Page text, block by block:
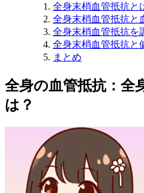
全身末梢血管抵抗と
全身末梢血管抵抗と
全身末梢血管抵抗を
全身末梢血管抵抗と
まとめ
全身の血管抵抗：全
は？